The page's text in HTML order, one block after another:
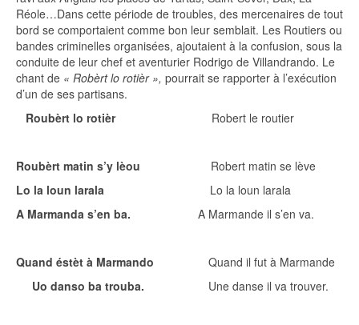
Réole…Dans cette période de troubles, des mercenaires de tout
bord se comportaient comme bon leur semblait. Les Routiers ou
bandes criminelles organisées, ajoutaient à la confusion, sous la
conduite de leur chef et aventurier Rodrigo de Villandrando. Le
chant de « Robèrt lo rotièr », pourrait se rapporter à l’exécution
d’un de ses partisans.
Roubèrt lo rotièr
Robert le routier
Roubèrt matin s’y lèou Robert matin se lève
Lo la loun larala Lo la loun larala
A Marmanda s’en ba. A Marmande il s’en va.
Quand éstèt à Marmando Quand il fut à Marmande
Uo danso ba trouba.
Une danse il va trouver.